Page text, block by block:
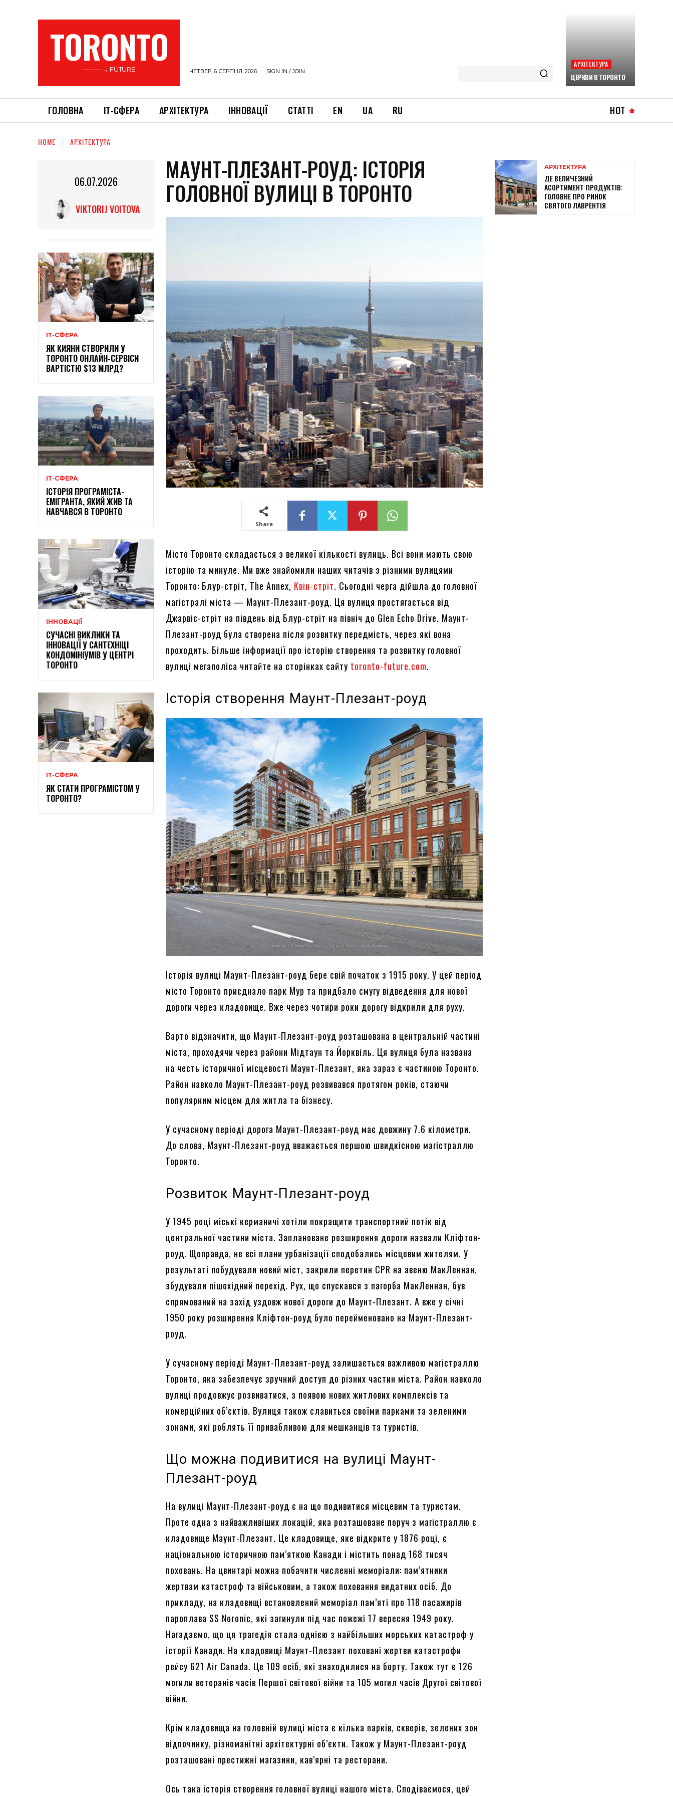
TORONTO
———→ FUTURE ЧЕТВЕР, 6 СЕРПНЯ, 2026 SIGN IN / JOIN
АРХІТЕКТУРА
ЦЕРКВИ В ТОРОНТО
ГОЛОВНА ІТ-СФЕРА АРХІТЕКТУРА ІННОВАЦІЇ СТАТТІ EN UA RU HOT
HOME АРХІТЕКТУРА
06.07.2026
VIKTORIJ VOITOVA
ІТ-СФЕРА
ЯК КИЯНИ СТВОРИЛИ У
ТОРОНТО ОНЛАЙН-СЕРВІСИ
ВАРТІСТЮ $13 МЛРД?
ІТ-СФЕРА
ІСТОРІЯ ПРОГРАМІСТА-
ЕМІГРАНТА, ЯКИЙ ЖИВ ТА
НАВЧАВСЯ В ТОРОНТО
ІННОВАЦІЇ
СУЧАСНІ ВИКЛИКИ ТА
ІННОВАЦІЇ У САНТЕХНІЦІ
КОНДОМІНІУМІВ У ЦЕНТРІ
ТОРОНТО
ІТ-СФЕРА
ЯК СТАТИ ПРОГРАМІСТОМ У
ТОРОНТО?
МАУНТ-ПЛЕЗАНТ-РОУД: ІСТОРІЯ
ГОЛОВНОЇ ВУЛИЦІ В ТОРОНТО
Share
Місто Торонто складається з великої кількості вулиць. Всі вони мають свою
історію та минуле. Ми вже знайомили наших читачів з різними вулицями
Торонто: Блур-стріт, The Annex, Квін-стріт. Сьогодні черга дійшла до головної
магістралі міста — Маунт-Плезант-роуд. Ця вулиця простягається від
Джарвіс-стріт на південь від Блур-стріт на північ до Glen Echo Drive. Маунт-
Плезант-роуд була створена після розвитку передмість, через які вона
проходить. Більше інформації про історію створення та розвитку головної
вулиці мегаполіса читайте на сторінках сайту toronto-future.com.
Історія створення Маунт-Плезант-роуд
Історія вулиці Маунт-Плезант-роуд бере свій початок з 1915 року. У цей період
місто Торонто приєднало парк Мур та придбало смугу відведення для нової
дороги через кладовище. Вже через чотири роки дорогу відкрили для руху.
Варто відзначити, що Маунт-Плезант-роуд розташована в центральній частині
міста, проходячи через райони Мідтаун та Йорквіль. Ця вулиця була названа
на честь історичної місцевості Маунт-Плезант, яка зараз є частиною Торонто.
Район навколо Маунт-Плезант-роуд розвивався протягом років, стаючи
популярним місцем для житла та бізнесу.
У сучасному періоді дорога Маунт-Плезант-роуд має довжину 7.6 кілометри.
До слова, Маунт-Плезант-роуд вважається першою швидкісною магістраллю
Торонто.
Розвиток Маунт-Плезант-роуд
У 1945 році міські керманичі хотіли покращити транспортний потік від
центральної частини міста. Заплановане розширення дороги назвали Кліфтон-
роуд. Щоправда, не всі плани урбанізації сподобались місцевим жителям. У
результаті побудували новий міст, закрили перетин CPR на авеню МакЛеннан,
збудували пішохідний перехід. Рух, що спускався з пагорба МакЛеннан, був
спрямований на захід уздовж нової дороги до Маунт-Плезант. А вже у січні
1950 року розширення Кліфтон-роуд було перейменовано на Маунт-Плезант-
роуд.
У сучасному періоді Маунт-Плезант-роуд залишається важливою магістраллю
Торонто, яка забезпечує зручний доступ до різних частин міста. Район навколо
вулиці продовжує розвиватися, з появою нових житлових комплексів та
комерційних об’єктів. Вулиця також славиться своїми парками та зеленими
зонами, які роблять її привабливою для мешканців та туристів.
Що можна подивитися на вулиці Маунт-
Плезант-роуд
На вулиці Маунт-Плезант-роуд є на що подивитися місцевим та туристам.
Проте одна з найважливіших локацій, яка розташоване поруч з магістраллю є
кладовище Маунт-Плезант. Це кладовище, яке відкрите у 1876 році, є
національною історичною пам’яткою Канади і містить понад 168 тисяч
поховань. На цвинтарі можна побачити численні меморіали: пам’ятники
жертвам катастроф та військовим, а також поховання видатних осіб. До
прикладу, на кладовищі встановлений меморіал пам’яті про 118 пасажирів
пароплава SS Noronic, які загинули під час пожежі 17 вересня 1949 року.
Нагадаємо, що ця трагедія стала однією з найбільших морських катастроф у
історії Канади. На кладовищі Маунт-Плезант поховані жертви катастрофи
рейсу 621 Air Canada. Це 109 осіб, які знаходилися на борту. Також тут є 126
могили ветеранів часів Першої світової війни та 105 могил часів Другої світової
війни.
Крім кладовища на головній вулиці міста є кілька парків, скверів, зелених зон
відпочинку, різноманітні архітектурні об’єкти. Також у Маунт-Плезант-роуд
розташовані престижні магазини, кав’ярні та ресторани.
Ось така історія створення головної вулиці нашого міста. Сподіваємося, цей
АРХІТЕКТУРА
ДЕ ВЕЛИЧЕЗНИЙ
АСОРТИМЕНТ ПРОДУКТІВ:
ГОЛОВНЕ ПРО РИНОК
СВЯТОГО ЛАВРЕНТІЯ